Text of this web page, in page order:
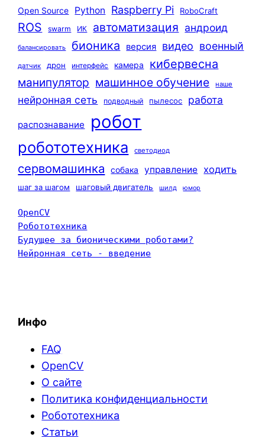
Open Source Python Raspberry Pi RoboCraft
ROS swarm ИК автоматизация андроид
балансировать бионика версия видео военный
датчик дрон интерфейс камера кибервесна
манипулятор машинное обучение наше
нейронная сеть подводный пылесос работа
распознавание робот
робототехника светодиод
сервомашинка собака управление ходить
шаг за шагом шаговый двигатель шилд юмор
OpenCV
Робототехника
Будущее за бионическими роботами?
Нейронная сеть - введение
Инфо
FAQ
OpenCV
О сайте
Политика конфиденциальности
Робототехника
Статьи